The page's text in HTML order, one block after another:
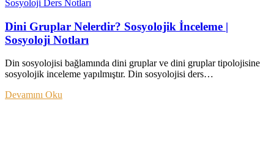
Sosyoloji Ders Notları
Dini Gruplar Nelerdir? Sosyolojik İnceleme |
Sosyoloji Notları
Din sosyolojisi bağlamında dini gruplar ve dini gruplar tipolojisine
sosyolojik inceleme yapılmıştır. Din sosyolojisi ders…
Devamını Oku